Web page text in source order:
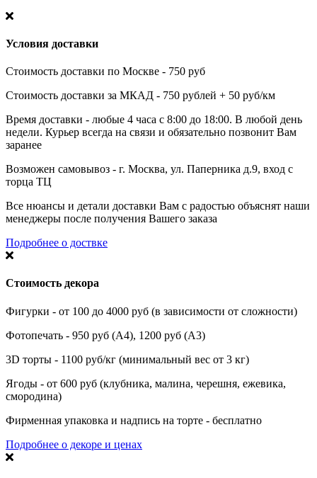
Условия доставки
Стоимость доставки по Москве - 750 руб
Стоимость доставки за МКАД - 750 рублей + 50 руб/км
Время доставки - любые 4 часа с 8:00 до 18:00. В любой день
недели. Курьер всегда на связи и обязательно позвонит Вам
заранее
Возможен самовывоз - г. Москва, ул. Паперника д.9, вход с
торца ТЦ
Все нюансы и детали доставки Вам с радостью объяснят наши
менеджеры после получения Вашего заказа
Подробнее о доствке
Стоимость декора
Фигурки - от 100 до 4000 руб (в зависимости от сложности)
Фотопечать - 950 руб (А4), 1200 руб (А3)
3D торты - 1100 руб/кг (минимальный вес от 3 кг)
Ягоды - от 600 руб (клубника, малина, черешня, ежевика,
смородина)
Фирменная упаковка и надпись на торте - бесплатно
Подробнее о декоре и ценах